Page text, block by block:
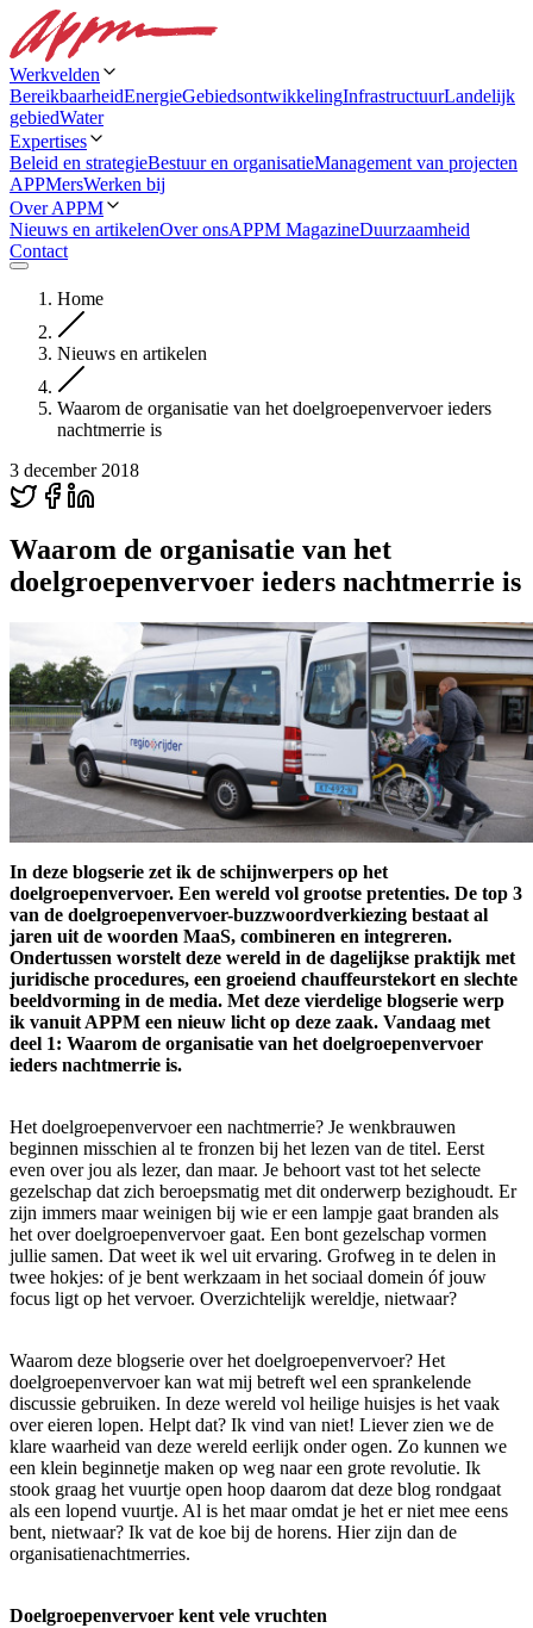
Werkvelden
BereikbaarheidEnergieGebiedsontwikkelingInfrastructuurLandelijk
gebiedWater
Expertises
Beleid en strategieBestuur en organisatieManagement van projecten
APPMersWerken bij
Over APPM
Nieuws en artikelenOver onsAPPM MagazineDuurzaamheid
Contact
Home
Nieuws en artikelen
Waarom de organisatie van het doelgroepenvervoer ieders
nachtmerrie is
3 december 2018
Waarom de organisatie van het
doelgroepenvervoer ieders nachtmerrie is
In deze blogserie zet ik de schijnwerpers op het
doelgroepenvervoer. Een wereld vol grootse pretenties. De top 3
van de doelgroepenvervoer-buzzwoordverkiezing bestaat al
jaren uit de woorden MaaS, combineren en integreren.
Ondertussen worstelt deze wereld in de dagelijkse praktijk met
juridische procedures, een groeiend chauffeurstekort en slechte
beeldvorming in de media. Met deze vierdelige blogserie werp
ik vanuit APPM een nieuw licht op deze zaak. Vandaag met
deel 1: Waarom de organisatie van het doelgroepenvervoer
ieders nachtmerrie is.
Het doelgroepenvervoer een nachtmerrie? Je wenkbrauwen
beginnen misschien al te fronzen bij het lezen van de titel. Eerst
even over jou als lezer, dan maar. Je behoort vast tot het selecte
gezelschap dat zich beroepsmatig met dit onderwerp bezighoudt. Er
zijn immers maar weinigen bij wie er een lampje gaat branden als
het over doelgroepenvervoer gaat. Een bont gezelschap vormen
jullie samen. Dat weet ik wel uit ervaring. Grofweg in te delen in
twee hokjes: of je bent werkzaam in het sociaal domein óf jouw
focus ligt op het vervoer. Overzichtelijk wereldje, nietwaar?
Waarom deze blogserie over het doelgroepenvervoer? Het
doelgroepenvervoer kan wat mij betreft wel een sprankelende
discussie gebruiken. In deze wereld vol heilige huisjes is het vaak
over eieren lopen. Helpt dat? Ik vind van niet! Liever zien we de
klare waarheid van deze wereld eerlijk onder ogen. Zo kunnen we
een klein beginnetje maken op weg naar een grote revolutie. Ik
stook graag het vuurtje open hoop daarom dat deze blog rondgaat
als een lopend vuurtje. Al is het maar omdat je het er niet mee eens
bent, nietwaar? Ik vat de koe bij de horens. Hier zijn dan de
organisatienachtmerries.
Doelgroepenvervoer kent vele vruchten